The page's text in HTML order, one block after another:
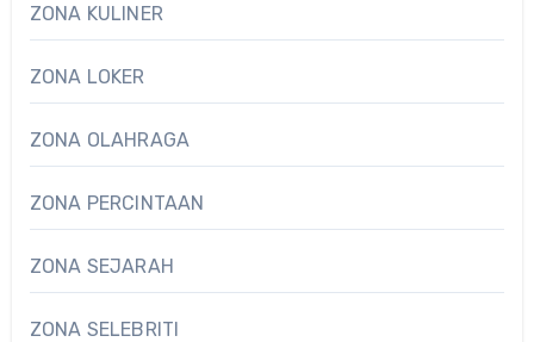
ZONA KULINER
ZONA LOKER
ZONA OLAHRAGA
ZONA PERCINTAAN
ZONA SEJARAH
ZONA SELEBRITI